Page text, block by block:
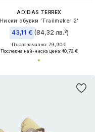
ADIDAS TERREX
Ниски обувки 'Trailmaker 2'
43,11 € (84,32 лв.³)
Първоначално: 79,90 €
Последна най-ниска цена:40,72 €